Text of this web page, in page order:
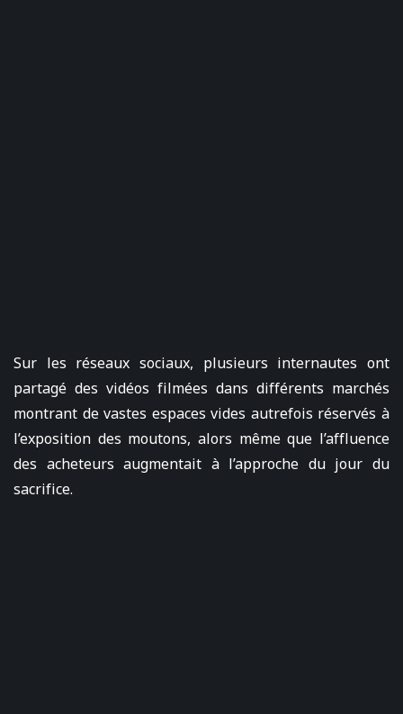
Sur les réseaux sociaux, plusieurs internautes ont
partagé des vidéos filmées dans différents marchés
montrant de vastes espaces vides autrefois réservés à
l’exposition des moutons, alors même que l’affluence
des acheteurs augmentait à l’approche du jour du
sacrifice.